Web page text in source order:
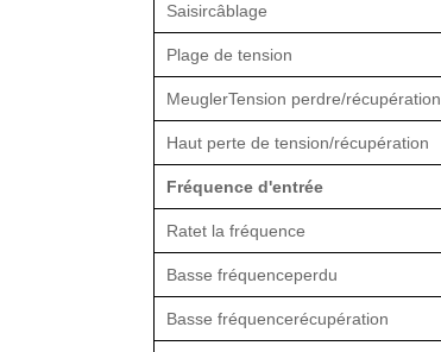
Saisircâblage
Plage de tension
MeuglerTension perdre/récupération
Haut perte de tension/récupération
Fréquence d'entrée
Ratet la fréquence
Basse fréquenceperdu
Basse fréquencerécupération